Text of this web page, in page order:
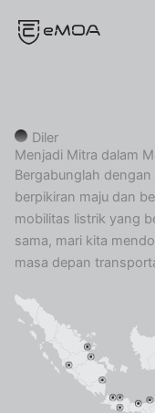
Diler
Menjadi Mitra dalam
Bergabunglah
berpikiran maju dan
mobilitas listrik yang
sama, mari kita
masa depan